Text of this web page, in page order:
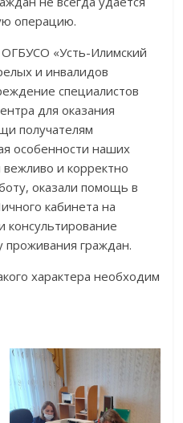
операцию.
«Усть-Илимский
и инвалидов
специалистов
для оказания
получателям
особенности наших
и корректно
оказали помощь в
кабинета на
консультирование
проживания граждан.
характера необходим